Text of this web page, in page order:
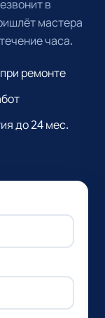
в
мастера
часа.
ремонте
до 24 мес.